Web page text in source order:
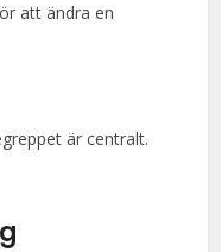
att ändra en
är centralt.